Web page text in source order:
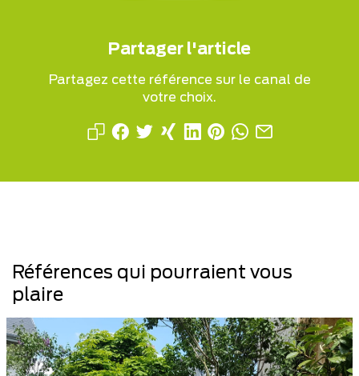
Partager l'article
Partagez cette référence sur le canal de
votre choix.
Références qui pourraient vous
plaire